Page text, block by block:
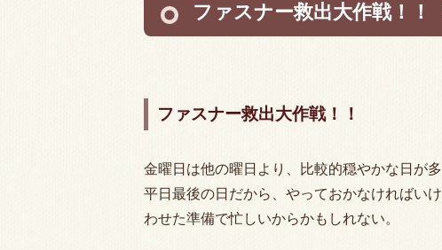
ファスナー救出大作戦！！
ファスナー救出大作戦！！
金曜日は他の曜日より、比較的穏やかな日が多
平日最後の日だから、やっておかなければい
わせた準備で忙しいからかもしれない。